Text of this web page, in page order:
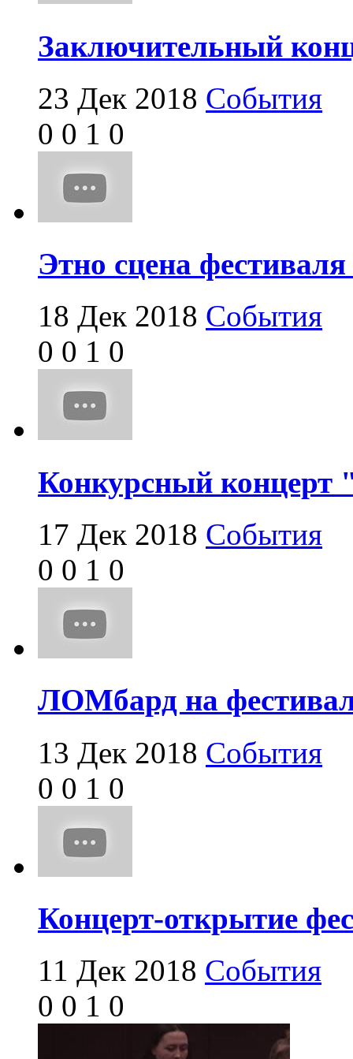
Заключительный
23 Дек 2018 События
0 0 1 0
Этно сцена
18 Дек 2018 События
0 0 1 0
Конкурсный концерт
17 Дек 2018 События
0 0 1 0
ЛОМбард на
13 Дек 2018 События
0 0 1 0
Концерт-открытие
11 Дек 2018 События
0 0 1 0